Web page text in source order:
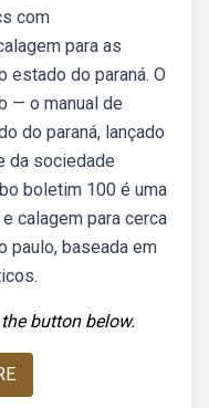
com
para as
do paraná. O
— o manual de
do paraná, lançado
da sociedade
boletim 100 é uma
calagem para cerca
paulo, baseada em
button below.